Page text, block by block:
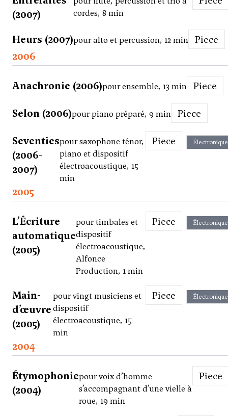
(2007)
cordes, 8 min
Heurs (2007)pour alto et percussion, 12 min
Piece
2006
Anachronie (2006)pour ensemble, 13 min Piece
Selon (2006)pour piano préparé, 9 min Piece
Seventies
(2006-
2007)
pour saxophone ténor,
piano et dispositif
électroacoustique, 15
min
Piece Électronique
2005
L’Écriture
automatique
(2005)
pour timbales et
dispositif
électroacoustique,
Alfonce
Production, 1 min
Piece Électronique
Main-
d’œuvre
(2005)
pour vingt musiciens et
dispositif
électroacoustique, 15
min
Piece Électronique
2004
Étymophonie
(2004)
pour voix d’homme
s’accompagnant d’une vielle à
roue, 19 min
Piece